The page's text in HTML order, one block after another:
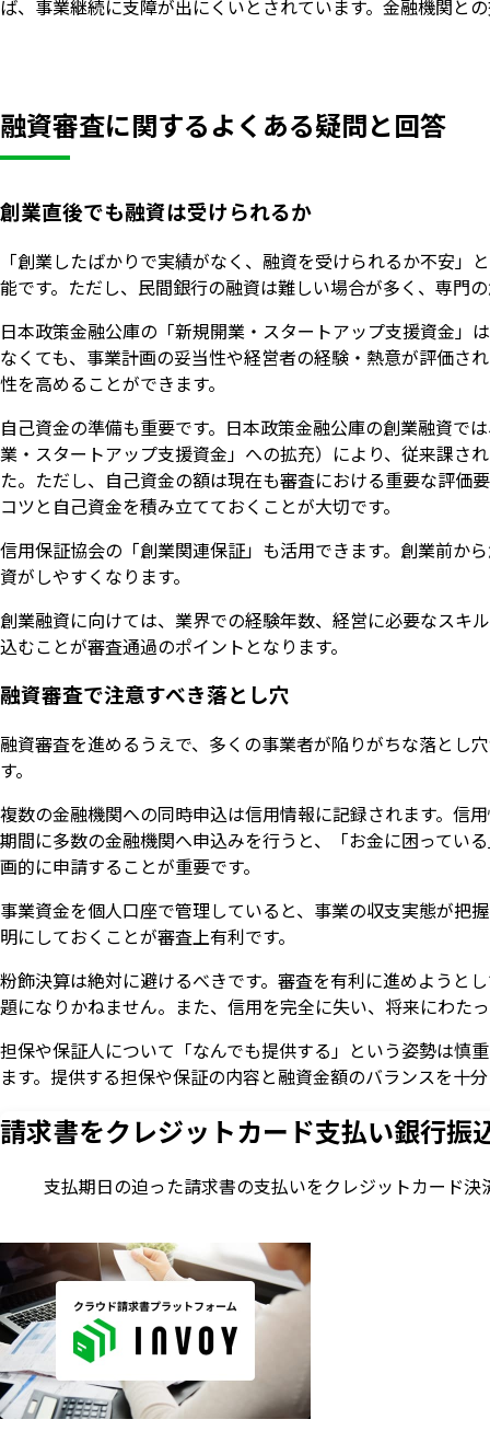
ば、事業継続に支障が出にくいとされています。金融機関と
融資審査に関するよくある疑問と回答
創業直後でも融資は受けられるか
「創業したばかりで実績がなく、融資を受けられるか不安
能です。ただし、民間銀行の融資は難しい場合が多く、専門
日本政策金融公庫の「新規開業・スタートアップ支援資金」
なくても、事業計画の妥当性や経営者の経験・熱意が評価さ
性を高めることができます。
自己資金の準備も重要です。日本政策金融公庫の創業融資で
業・スタートアップ支援資金」への拡充）により、従来課さ
た。ただし、自己資金の額は現在も審査における重要な評価
コツと自己資金を積み立てておくことが大切です。
信用保証協会の「創業関連保証」も活用できます。創業前か
資がしやすくなります。
創業融資に向けては、業界での経験年数、経営に必要なスキ
込むことが審査通過のポイントとなります。
融資審査で注意すべき落とし穴
融資審査を進めるうえで、多くの事業者が陥りがちな落とし
す。
複数の金融機関への同時申込は信用情報に記録されます。信
期間に多数の金融機関へ申込みを行うと、「お金に困ってい
画的に申請することが重要です。
事業資金を個人口座で管理していると、事業の収支実態が把
明にしておくことが審査上有利です。
粉飾決算は絶対に避けるべきです。審査を有利に進めようと
題になりかねません。また、信用を完全に失い、将来にわた
担保や保証人について「なんでも提供する」という姿勢は慎
ます。提供する担保や保証の内容と融資金額のバランスを十
請求書をクレジットカード支払い銀行振
支払期日の迫った請求書の支払いをクレジットカード決